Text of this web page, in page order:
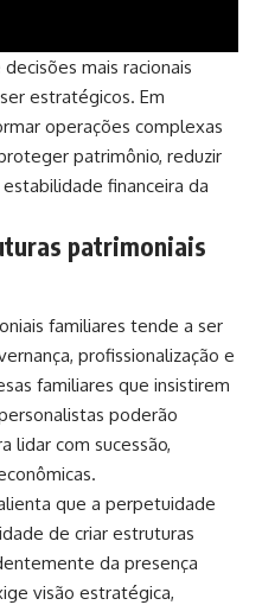
mais racionais
estratégicos. Em
operações complexas
patrimônio, reduzir
financeira da
patrimoniais
familiares tende a ser
profissionalização e
familiares que insistirem
poderão
lidar com sucessão,
que a perpetuidade
de criar estruturas
da presença
visão estratégica,